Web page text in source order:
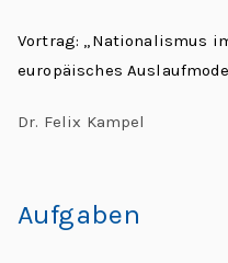
Vortrag: „Nationalismus
europäisches
Dr. Felix Kampel
Aufgaben